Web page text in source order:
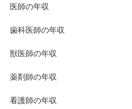
医師の年収
歯科医師の年収
獣医師の年収
薬剤師の年収
看護師の年収